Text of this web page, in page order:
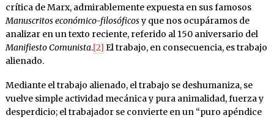
crítica de Marx, admirablemente expuesta en sus famosos
Manuscritos económico-filosóficosy que nos ocupáramos de
analizar en un texto reciente, referido al 150 aniversario del
ManifiestoComunista.[2] El trabajo, en consecuencia, es trabajo
alienado.
Mediante el trabajo alienado, el trabajo se deshumaniza, se
vuelve simple actividad mecánica y pura animalidad, fuerza y
desperdicio; el trabajador se convierte en un “puro apéndice